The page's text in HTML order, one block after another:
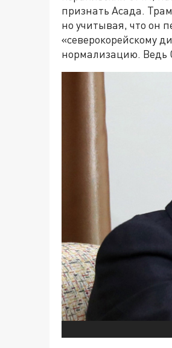
признать Асада.
но учитывая, что он
«северокорейскому
нормализацию. Ведь